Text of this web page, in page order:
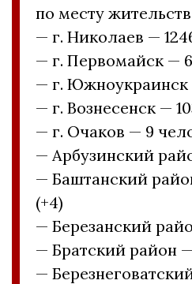
по месту
— г. Николаев —
— г. Первомайск —
— г. Южноукраинск
— г. Вознесенск —
— г. Очаков — 9
— Арбузинский
— Баштанский
(+4)
— Березанский
— Братский район
—